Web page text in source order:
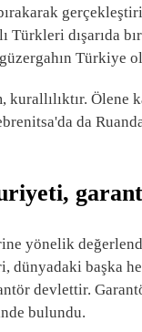
Türkleri dışarıda
Türkiye
Ölene
da
yönelik
dünyadaki başka
devlettir.
bulundu.